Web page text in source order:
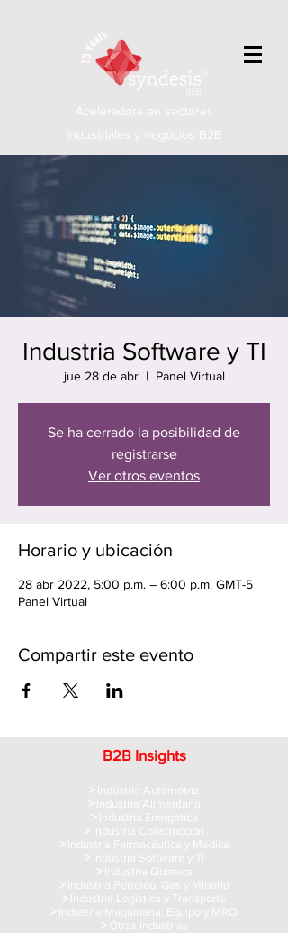
Aceleradora en sectores
industriales y negocios B2B
Industria Software y TI
jue 28 de abr
  |
Panel Virtual
Se ha cerrado la posibilidad de
registrarse
Ver otros eventos
Horario y ubicación
28 abr 2022, 5:00 p.m. – 6:00 p.m. GMT-5
Panel Virtual
Compartir este evento
B2B Insights
> Industria Automotriz
>Industria Alimentaria
> Industria Energética
> Industria Construcción
> Industria Farmacéutica y Médica
> Industria Software y TI
> Industria Química
> Industria Petróleo, Gas y Minería
> Industria Logística y Transporte
> Industria Maquinaria, Equipo y MRO
> Otras Industrias